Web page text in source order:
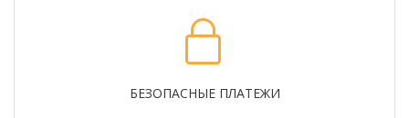
БЕЗОПАСНЫЕ ПЛАТЕЖИ